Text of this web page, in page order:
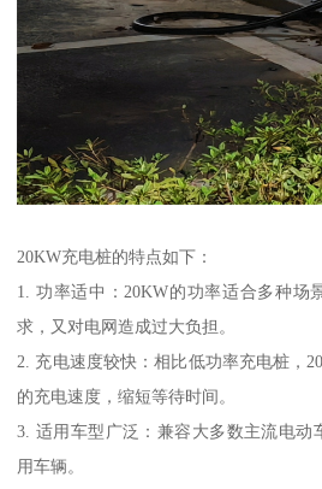
20KW充电桩的特点如下：
1. 功率适中：20KW的功率适合多种场
求，又对电网造成过大负担。
2. 充电速度较快：相比低功率充电桩，
的充电速度，缩短等待时间。
3. 适用车型广泛：兼容大多数主流电动
用车辆。